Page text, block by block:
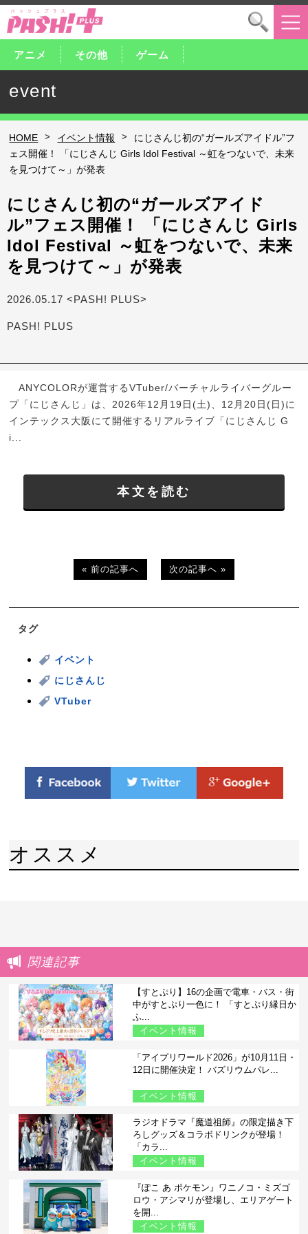
アニメ その他 ゲーム
event
HOME > イベント情報 >
にじさんじ初の“ガールズアイドル”フ
ェス開催！ 「にじさんじ Girls Idol Festival ～虹をつないで、未来
を見つけて～」が発表
にじさんじ初の“ガールズアイド
ル”フェス開催！ 「にじさんじ Girls
Idol Festival ～虹をつないで、未来
を見つけて～」が発表
2026.05.17 <PASH! PLUS>
PASH! PLUS
ANYCOLORが運営するVTuber/バーチャルライバーグルー
プ「にじさんじ」は、2026年12月19日(土)、12月20日(日)に
インテックス大阪にて開催するリアルライブ「にじさんじ G
i...
本文を読む
« 前の記事へ 次の記事へ »
タグ
イベント
にじさんじ
VTuber
オススメ
関連記事
【すとぷり】16の企画で電車・バス・街
中がすとぷり一色に！ 「すとぷり縁日か
ふ...
イベント情報
「アイプリワールド2026」が10月11日・
12日に開催決定！ バズリウムパレ...
イベント情報
ラジオドラマ『魔道祖師』の限定描き下
ろしグッズ＆コラボドリンクが登場！
「カラ...
イベント情報
『ぽこ あ ポケモン』ワニノコ・ミズゴ
ロウ・アシマリが登場し、エリアゲート
を開...
イベント情報